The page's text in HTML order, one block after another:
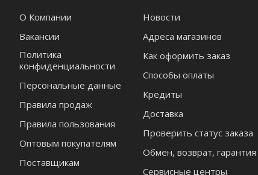
О Компании
Вакансии
Политика
конфиденциальности
Персональные данные
Правила продаж
Правила пользования
Оптовым покупателям
Поставщикам
Новости
Адреса магазинов
Как оформить заказ
Способы оплаты
Кредиты
Доставка
Проверить статус заказа
Обмен, возврат, гарантия
Сервисные центры